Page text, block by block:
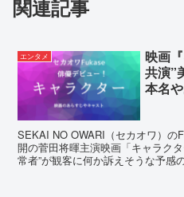
関連記事
エンタメ
映画
共演”
本名
SEKAI NO OWARI（セカオワ）の
開の菅田将暉主演映画「キャラク
常者”が観客に何か訴えそうな予感